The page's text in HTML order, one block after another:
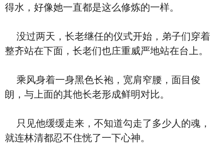
得水，好像她一直都是这么修炼的一样。
没过两天，长老继任的仪式开始，弟子们穿着
整齐站在下面，长老们也庄重威严地站在台上。
乘风身着一身黑色长袍，宽肩窄腰，面目俊
朗，与上面的其他长老形成鲜明对比。
只见他缓缓走来，不知道勾走了多少人的魂，
就连林清都忍不住恍了一下心神。